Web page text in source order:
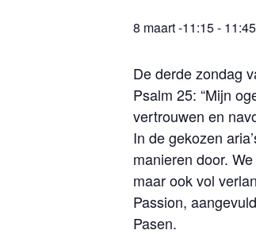
8 maart -11:15- 11:45
De derde zondag
Psalm 25: “Mijn
vertrouwen en
In de gekozen
manieren door.
maar ook vol
Passion,
Pasen.